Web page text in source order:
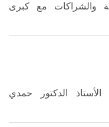
والشراكات مع كبرى
الدكتور حمدي